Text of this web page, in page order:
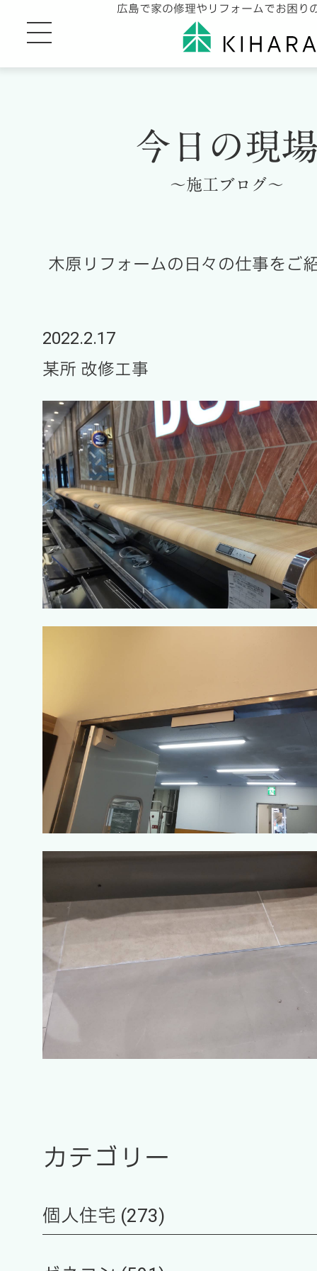
広島で家の修理やリフォームでお困り
今日の現
～施工ブログ～
木原リフォームの日々の仕事をご
2022.2.17
某所 改修工事
カテゴリー
個人住宅 (273)